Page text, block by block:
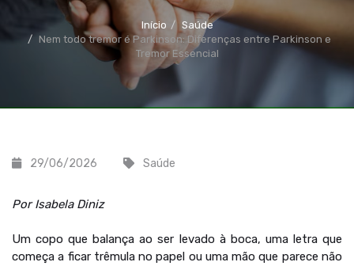
Início
Saúde
Nem todo tremor é Parkinson: Diferenças entre Parkinson e
Tremor Essencial
29/06/2026 Saúde
Por Isabela Diniz
Um copo que balança ao ser levado à boca, uma letra que
começa a ficar trêmula no papel ou uma mão que parece não